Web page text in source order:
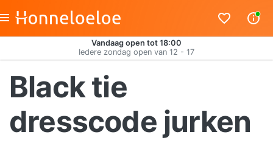
Vandaag open tot 18:00
Iedere zondag open van 12 - 17
Black tie
dresscode jurken